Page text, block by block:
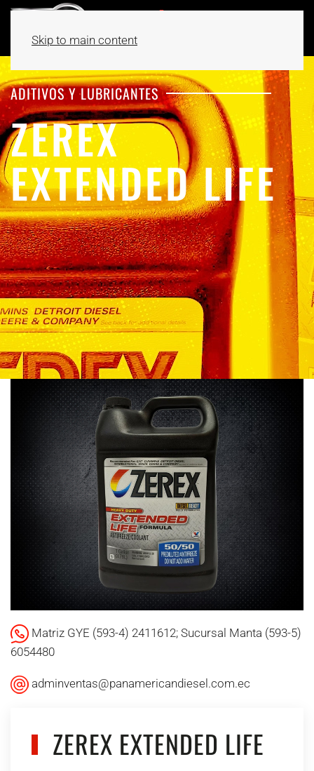
Skip to main content
ADITIVOS Y LUBRICANTES
ZEREX
EXTENDED LIFE
Matriz GYE (593-4) 2411612; Sucursal Manta (593-5)
6054480
adminventas@panamericandiesel.com.ec
ZEREX EXTENDED LIFE